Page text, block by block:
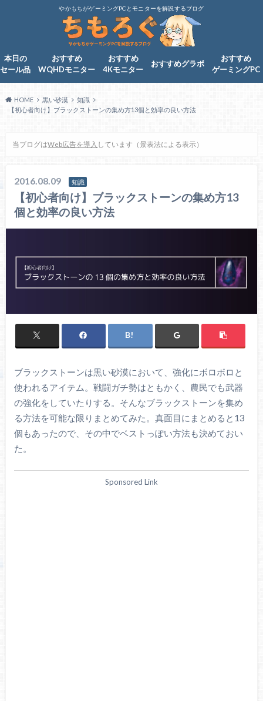
やかもちがゲーミングPCとモニターを解説するブログ
本日の
セール品
おすすめ
WQHDモニター
おすすめ
4Kモニター
おすすめグラボ
おすすめ
ゲーミングPC
HOME 黒い砂漠
知識
【初心者向け】ブラックストーンの集め方13個と効率の良い方法
当ブログはWeb広告を導入 しています（景表法による表示）
2016.08.09 知識
【初心者向け】ブラックストーンの集め方13
個と効率の良い方法
ブラックストーンは黒い砂漠において、強化にボロボロと
使われるアイテム。戦闘ガチ勢はともかく、農民でも武器
の強化をしていたりする。そんなブラックストーンを集め
る方法を可能な限りまとめてみた。真面目にまとめると13
個もあったので、その中でベストっぽい方法も決めておい
た。
Sponsored Link